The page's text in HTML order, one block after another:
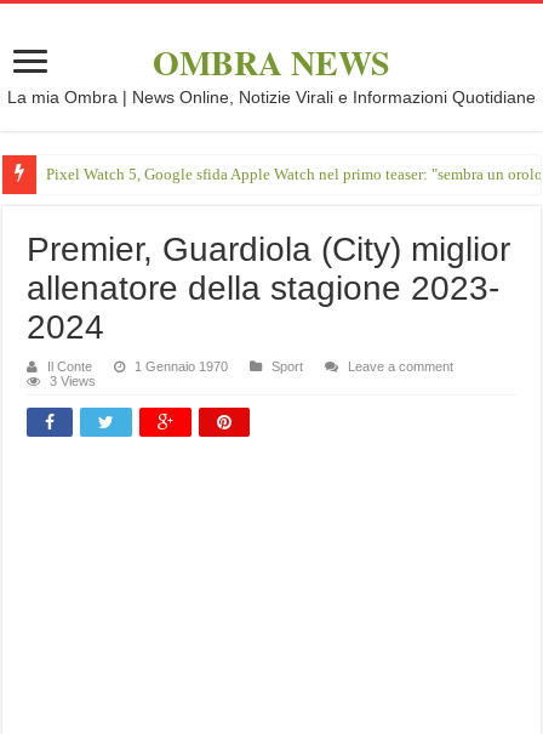
OMBRA NEWS
La mia Ombra | News Online, Notizie Virali e Informazioni Quotidiane
Pixel Watch 5, Google sfida Apple Watch nel primo teaser: "sembra un
Premier, Guardiola (City) miglior
allenatore della stagione 2023-
2024
Il Conte 1 Gennaio 1970 Sport
Leave a comment
3 Views